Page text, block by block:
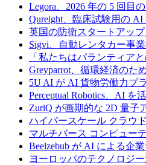
Legora、2026 年の 5 回目
Qureight、臨床試験用の
英国の防衛スタートアッ
Sigvi、自動レンタカー事
「私たちはパランティア
Greyparrot、循環経済のた
5U AI が AI 貨物労働力プ
Perceptual Robotics、AI
ZuriQ が画期的な 2D 量子
ハイパースケール クラウ
マルチバース コンピュー
Beelzebub が AI による企
ヨーロッパのテクノロジ